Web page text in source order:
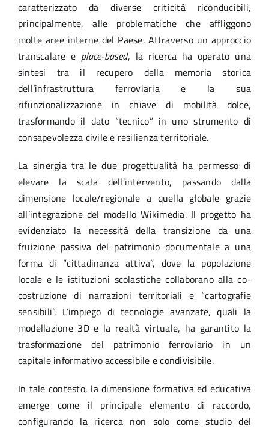
caratterizzato da diverse criticità riconducibili,
principalmente, alle problematiche che affliggono
molte aree interne del Paese. Attraverso un approccio
transcalare e place-based, la ricerca ha operato una
sintesi tra il recupero della memoria storica
dell’infrastruttura ferroviaria e la sua
rifunzionalizzazione in chiave di mobilità dolce,
trasformando il dato “tecnico” in uno strumento di
consapevolezza civile e resilienza territoriale.
La sinergia tra le due progettualità ha permesso di
elevare la scala dell’intervento, passando dalla
dimensione locale/regionale a quella globale grazie
all’integrazione del modello Wikimedia. Il progetto ha
evidenziato la necessità della transizione da una
fruizione passiva del patrimonio documentale a una
forma di “cittadinanza attiva”, dove la popolazione
locale e le istituzioni scolastiche collaborano alla co-
costruzione di narrazioni territoriali e “cartografie
sensibili”. L’impiego di tecnologie avanzate, quali la
modellazione 3D e la realtà virtuale, ha garantito la
trasformazione del patrimonio ferroviario in un
capitale informativo accessibile e condivisibile.
In tale contesto, la dimensione formativa ed educativa
emerge come il principale elemento di raccordo,
configurando la ricerca non solo come studio del